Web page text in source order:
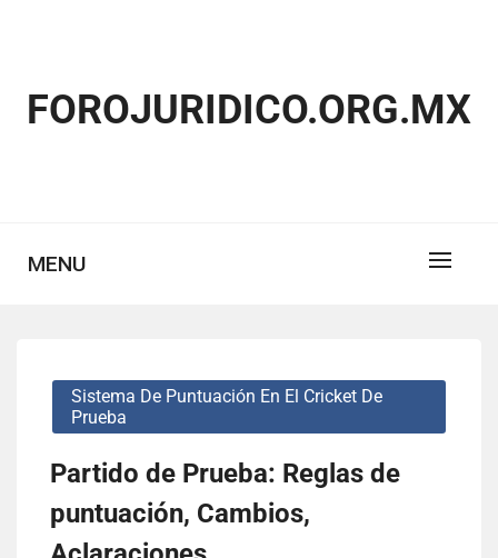
FOROJURIDICO.ORG.MX
MENU
Sistema De Puntuación En El Cricket De
Prueba
Partido de Prueba: Reglas de
puntuación, Cambios,